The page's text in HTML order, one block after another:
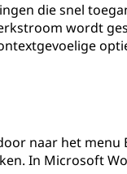
die snel
wordt
naar het menu
In Microsoft